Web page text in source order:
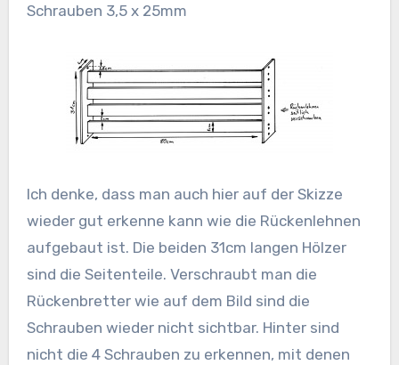
Schrauben 3,5 x 25mm
Ich denke, dass man auch hier auf der Skizze
wieder gut erkenne kann wie die Rückenlehnen
aufgebaut ist. Die beiden 31cm langen Hölzer
sind die Seitenteile. Verschraubt man die
Rückenbretter wie auf dem Bild sind die
Schrauben wieder nicht sichtbar. Hinter sind
nicht die 4 Schrauben zu erkennen, mit denen